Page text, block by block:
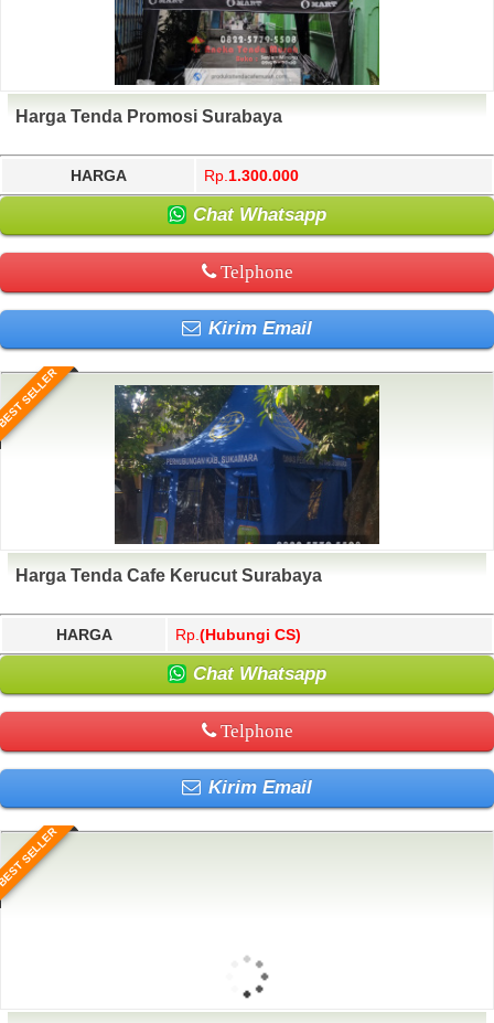
Harga Tenda Promosi Surabaya
HARGA Rp. 1.300.000
Chat Whatsapp
Telphone
Kirim Email
SELLER
Harga Tenda Cafe Kerucut Surabaya
HARGA Rp. (Hubungi CS)
Chat Whatsapp
Telphone
Kirim Email
SELLER